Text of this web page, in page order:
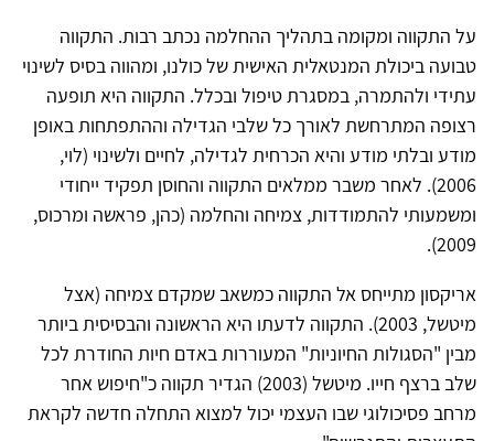
על התקווה ומקומה בתהליך ההחלמה נכתב רבות. התקווה
טבועה ביכולת המנטאלית האישית של כולנו, ומהווה בסיס לשינוי
עתידי ולהתמרה, במסגרת טיפול ובכלל. התקווה היא תופעה
רצופה המתרחשת לאורך כל שלבי הגדילה וההתפתחות באופן
מודע ובלתי מודע והיא הכרחית לגדילה, לחיים ולשינוי (לוי,
2006). לאחר משבר ממלאים התקווה והחוסן תפקיד ייחודי
ומשמעותי להתמודדות, צמיחה והחלמה (כהן, פראשה ומרכוס,
2009).
אריקסון מתייחס אל התקווה כמשאב שמקדם צמיחה (אצל
מיטשל, 2003). התקווה לדעתו היא הראשונה והבסיסית ביותר
מבין "הסגולות החיוניות" המעוררות באדם חיות החודרת לכל
שלב ברצף חייו. מיטשל (2003) הגדיר תקווה כ"חיפוש אחר
מרחב פסיכולוגי שבו העצמי יכול למצוא התחלה חדשה לקראת